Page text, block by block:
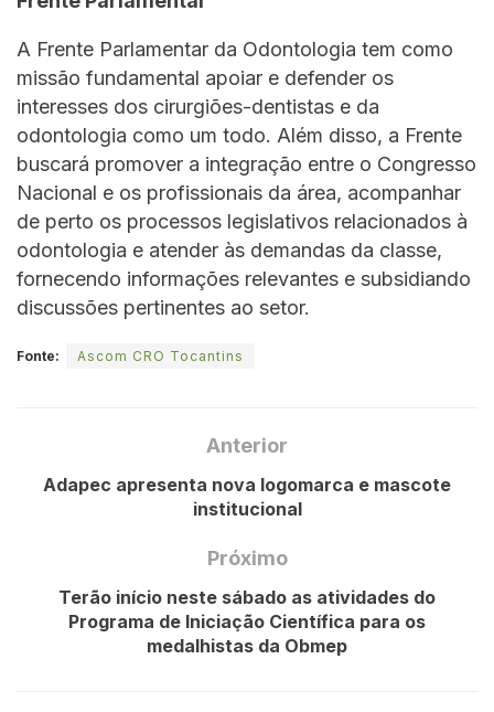
A Frente Parlamentar da Odontologia tem como
missão fundamental apoiar e defender os
interesses dos cirurgiões-dentistas e da
odontologia como um todo. Além disso, a Frente
buscará promover a integração entre o Congresso
Nacional e os profissionais da área, acompanhar
de perto os processos legislativos relacionados à
odontologia e atender às demandas da classe,
fornecendo informações relevantes e subsidiando
discussões pertinentes ao setor.
Fonte: Ascom CRO Tocantins
Anterior
Adapec apresenta nova logomarca e mascote
institucional
Próximo
Terão início neste sábado as atividades do
Programa de Iniciação Científica para os
medalhistas da Obmep